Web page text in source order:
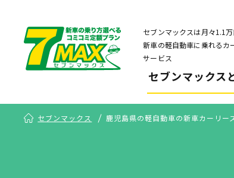
セブンマックスは月々1.1
新車の軽自動車に乗れるカ
サービス
セブンマックス
セブンマックス 鹿児島県の軽自動車の新車カーリー